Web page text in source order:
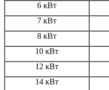
6 кВт
7 кВт
8 кВт
10 кВт
12 кВт
14 кВт